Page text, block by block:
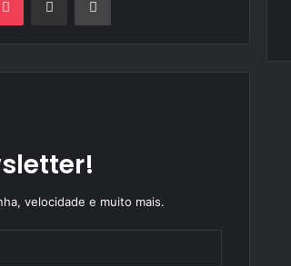
velocidade e muito mais.